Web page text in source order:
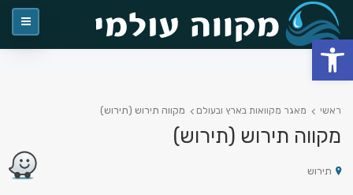
ראשי מאגר מקוואות בארץ ובעולם מקווה תירוש (תירוש)
מקווה תירוש (תירוש)
תירוש
פתח סרגל נגישות